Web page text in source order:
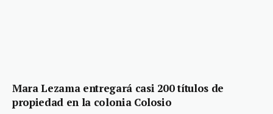
Mara Lezama entregará casi 200 títulos de
propiedad en la colonia Colosio